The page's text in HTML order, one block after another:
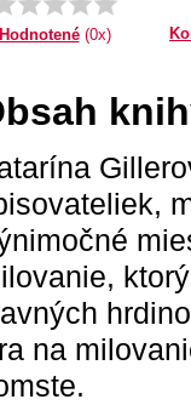
Hodnotené(0x)
na